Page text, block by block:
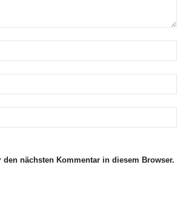
nächsten Kommentar in diesem Browser.